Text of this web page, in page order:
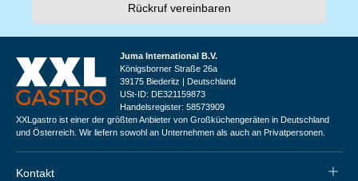
Rückruf vereinbaren
Juma International B.V.
Königsborner Straße 26a
39175 Biederitz | Deutschland
USt-ID: DE321159873
Handelsregister: 58573909
XXLgastro ist einer der größten Anbieter von Großküchengeräten in Deutschland
und Österreich. Wir liefern sowohl an Unternehmen als auch an Privatpersonen.
Kontakt